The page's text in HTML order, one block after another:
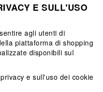
E SULL'USO
agli utenti di
piattaforma di shopping
disponibili sul
e sull'uso dei cookie